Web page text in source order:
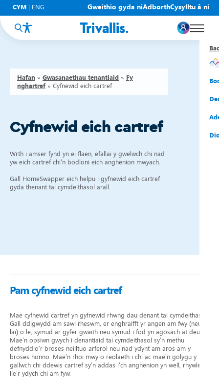
CYM ENG Gweithio gyda niAdborthCysylltu â ni
Hafan » Gwasanaethau tenantiaid » Fy
nghartref » Cyfnewid eich cartref
Cyfnewid eich cartref
Wrth i amser fynd yn ei flaen, efallai y gwelwch chi nad
yw eich cartref chi’n bodloni eich anghenion mwyach.
Gall HomeSwapper eich helpu i gyfnewid eich cartref
gyda thenant tai cymdeithasol arall.
Pam cyfnewid eich cartref
Mae cyfnewid cartref yn gyfnewid rhwng dau denant tai cymdeithasol.
Gall ddigwydd am sawl rheswm, er enghraifft yr angen am fwy (neu
lai) o le, symud ar gyfer gwaith neu symud i fod yn agosach at deulu.
Mae’n opsiwn gwych i denantiaid tai cymdeithasol sy’n methu
defnyddio’r broses neilltuo arferol neu nad ydynt am aros am y
broses honno. Mae’n rhoi mwy o reolaeth i chi ac mae’n golygu y
gallwch chi ddewis cartref sy’n addas i’ch anghenion yn well, rhywle
lle’r ydych chi am fyw.